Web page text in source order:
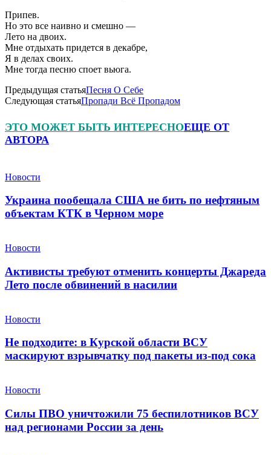
Припев.
Но это все наивно и смешно —
Лето на двоих.
Мне отдыхать придется в декабре,
Я в делах своих.
Мне тогда песню споет вьюга.
Предыдущая статьяПесня О Себе
Следующая статьяПропади Всё Пропадом
ЭТО МОЖЕТ БЫТЬ ИНТЕРЕСНОЕЩЕ ОТ
АВТОРА
Новости
Украина пообещала США не бить по нефтяным
объектам КТК в Черном море
Новости
Активисты требуют отменить концерты Джареда
Лето после обвинений в насилии
Новости
Не подходите: в Курской области ВСУ
маскируют взрывчатку под пакеты из-под сока
Новости
Силы ПВО уничтожили 75 беспилотников ВСУ
над регионами России за день